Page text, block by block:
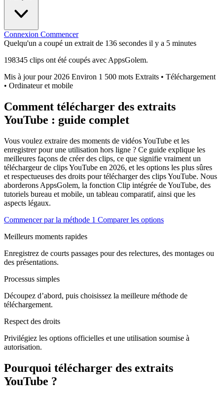
Connexion Commencer
Quelqu'un a coupé un extrait de 136 secondes il y a 5 minutes
198345 clips ont été coupés avec AppsGolem.
Mis à jour pour 2026 Environ 1 500 mots Extraits • Téléchargement
• Ordinateur et mobile
Comment télécharger des extraits
YouTube : guide complet
Vous voulez extraire des moments de vidéos YouTube et les
enregistrer pour une utilisation hors ligne ? Ce guide explique les
meilleures façons de créer des clips, ce que signifie vraiment un
téléchargeur de clips YouTube en 2026, et les options les plus sûres
et respectueuses des droits pour télécharger des clips YouTube. Nous
aborderons AppsGolem, la fonction Clip intégrée de YouTube, des
tutoriels bureau et mobile, un tableau comparatif, ainsi que les
aspects légaux.
Commencer par la méthode 1 Comparer les options
Meilleurs moments rapides
Enregistrez de courts passages pour des relectures, des montages ou
des présentations.
Processus simples
Découpez d’abord, puis choisissez la meilleure méthode de
téléchargement.
Respect des droits
Privilégiez les options officielles et une utilisation soumise à
autorisation.
Pourquoi télécharger des extraits
YouTube ?